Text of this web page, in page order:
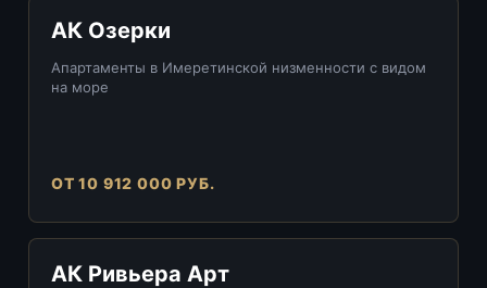
АК Озерки
Апартаменты в Имеретинской низменности с видом
на море
ОТ 10 912 000 РУБ.
АК Ривьера Арт